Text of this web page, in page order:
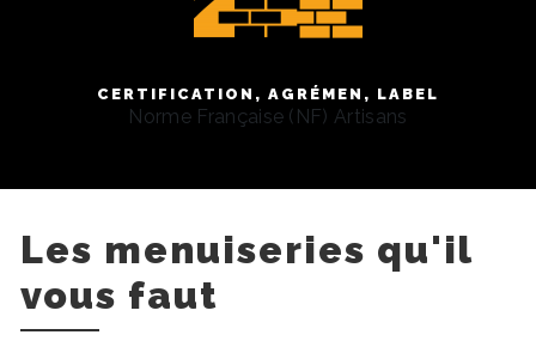
CERTIFICATION, AGRÉMEN, LABEL
Norme Française (NF) Artisans
Les menuiseries qu'il
vous faut